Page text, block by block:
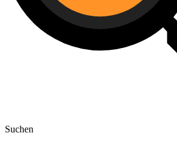
Suchen